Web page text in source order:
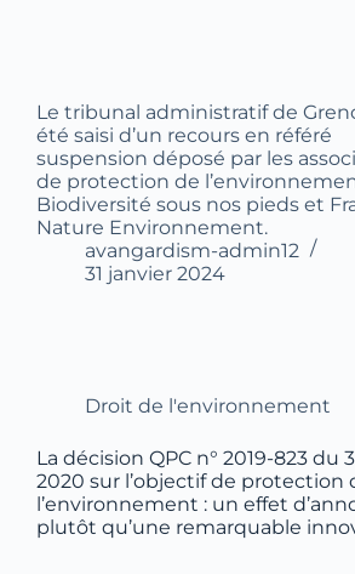
Le tribunal administratif de
été saisi d’un recours en référé
suspension déposé par les
de protection de
Biodiversité sous nos pieds et
Nature Environnement.
avangardism-admin12
31 janvier 2024
Droit de l'environnement
La décision QPC n° 2019-823 du
2020 sur l’objectif de protection
l’environnement : un effet
plutôt qu’une remarquable